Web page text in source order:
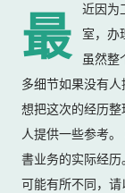
最
近因为
室，办
虽然整
多细节如果没有
想把这次的经历
人提供一些参考
書业务的实际经
可能有所不同，